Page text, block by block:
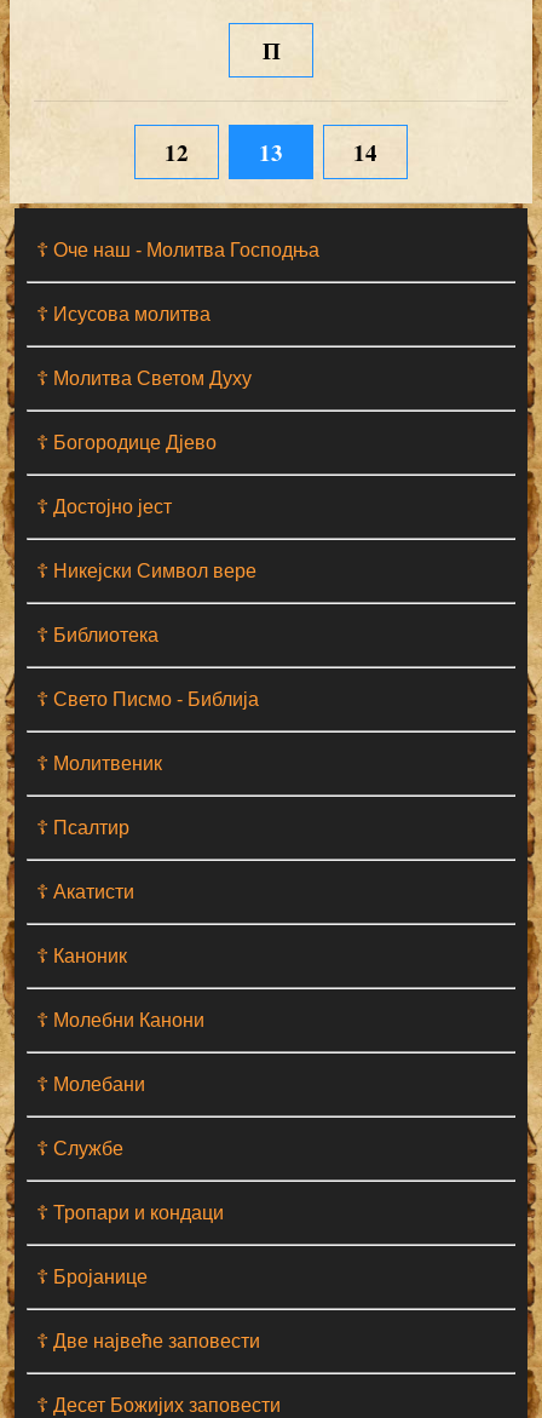
☦ Оче наш - Moлитва Господња
☦ Исусова молитва
☦ Молитва Светом Духу
☦ Богородице Дјево
☦ Достојно јест
☦ Никејски Символ вере
☦ Библиотека
☦ Свето Писмо - Библија
☦ Молитвеник
☦ Псалтир
☦ Акатисти
☦ Каноник
☦ Молебни Канони
☦ Молебани
☦ Службе
☦ Тропари и кондаци
☦ Бројанице
☦ Две највеће заповести
☦ Десет Божијих заповести
П
12 13 14